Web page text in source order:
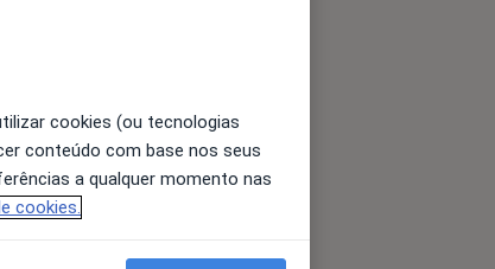
cookies (ou tecnologias
conteúdo com base nos seus
a qualquer momento nas
cookies.